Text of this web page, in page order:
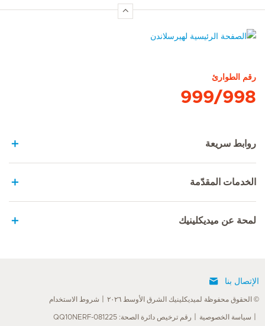
رقم الطوارئ
999/998
روابط سريعة
الخدمات المقدّمة
لمحة عن ميديكلينيك
الإتصال بنا
© الحقوق محفوظة لميديكلينيك الشرق الأوسط ٢٠٢٦ شروط الاستخدام
سياسة الخصوصية رقم ترخيص دائرة الصحة: QQ10NERF-081225